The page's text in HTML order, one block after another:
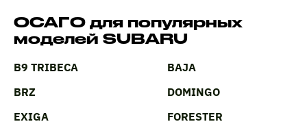
ОСАГО для популярных
моделей SUBARU
B9 TRIBECA
BAJA
BRZ
DOMINGO
EXIGA
FORESTER